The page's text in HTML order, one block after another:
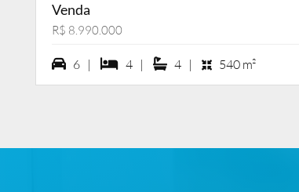
Venda
R$ 8.990.000
6 vagas na garagem
6 | 4 dormiórios
4 | 4 suítes
4 | 540 m²